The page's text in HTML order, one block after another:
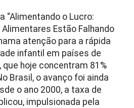
“Alimentando o Lucro:
Estão Falhando
atenção para a rápida
infantil em países de
que hoje concentram 81%
Brasil, o avanço foi ainda
o ano 2000, a taxa de
impulsionada pela